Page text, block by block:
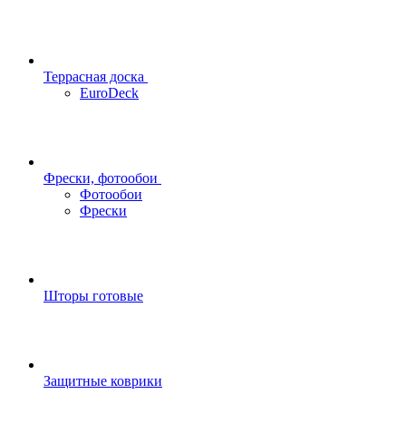
Террасная доска
EuroDeck
Фрески, фотообои
Фотообои
Фрески
Шторы готовые
Защитные коврики